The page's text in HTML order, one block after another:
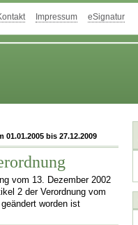
Impressum eSignatur
01.01.2005 bis 27.12.2009
vom 13. Dezember 2002
2 der Verordnung vom
worden ist